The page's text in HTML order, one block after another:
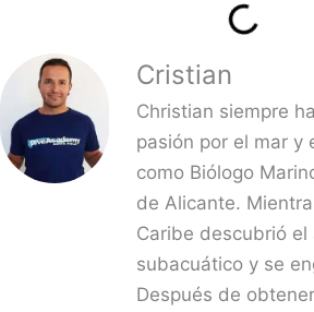
Cristian
Christian siempre
pasión por el mar y
como Biólogo
de Alicante.
Caribe descubrió
subacuático y se
Después de